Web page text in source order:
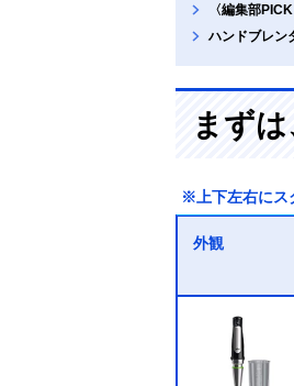
〈編集部
ハンドブレン
まず
※上下左右にス
外観